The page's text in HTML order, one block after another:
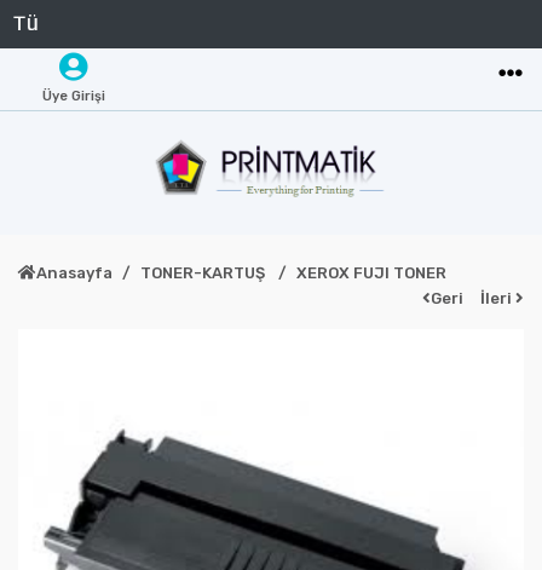
Üye Girişi
Anasayfa TONER-KARTUŞ
XEROX FUJI TONER
Geri
İleri